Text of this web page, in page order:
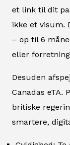
et link til dit
ikke et visum.
– op til 6
eller
Desuden
Canadas eTA.
britiske
smartere,